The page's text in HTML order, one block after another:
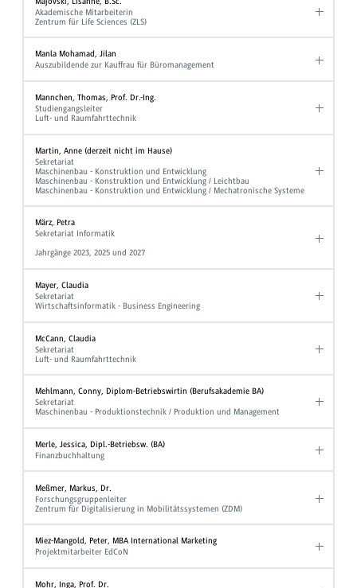
Akademische Mitarbeiterin
Zentrum für Life Sciences (ZLS)
Manla Mohamad, Jilan
Auszubildende zur Kauffrau für Büromanagement
Mannchen, Thomas, Prof. Dr.-Ing.
Studiengangsleiter
Luft- und Raumfahrttechnik
Martin, Anne (derzeit nicht im Hause)
Sekretariat
Maschinenbau - Konstruktion und Entwicklung
Maschinenbau - Konstruktion und Entwicklung / Leichtbau
Maschinenbau - Konstruktion und Entwicklung / Mechatronische Systeme
März, Petra
Sekretariat Informatik
Jahrgänge 2023, 2025 und 2027
Mayer, Claudia
Sekretariat
Wirtschaftsinformatik - Business Engineering
McCann, Claudia
Sekretariat
Luft- und Raumfahrttechnik
Mehlmann, Conny, Diplom-Betriebswirtin (Berufsakademie BA)
Sekretariat
Maschinenbau - Produktionstechnik / Produktion und Management
Merle, Jessica, Dipl.-Betriebsw. (BA)
Finanzbuchhaltung
Meßmer, Markus, Dr.
Forschungsgruppenleiter
Zentrum für Digitalisierung in Mobilitätssystemen (ZDM)
Miez-Mangold, Peter, MBA International Marketing
Projektmitarbeiter EdCoN
Mohr, Inga, Prof. Dr.